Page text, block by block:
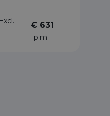
Excl.
€ 631
p.m